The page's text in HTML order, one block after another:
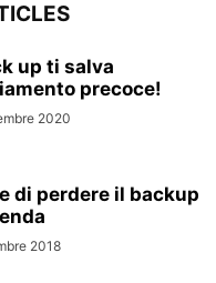
up ti salva
precoce!
2020
di perdere il backup
2018